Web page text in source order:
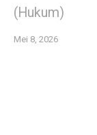
(Hukum)
Mei 8, 2026